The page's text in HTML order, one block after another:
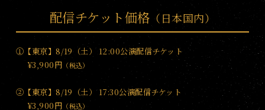
ォ」
公
式
ト
配信チケット価格 （日本国内）
①【東京】8/19（土） 12:00公演配信チケット
¥3,900円 （税込）
②【東京】8/19（土） 17:30公演配信チケット
¥3,900円 （税込）